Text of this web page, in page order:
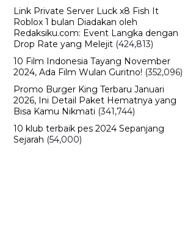
Link Private Server Luck x8 Fish It
Roblox 1 bulan Diadakan oleh
Redaksiku.com: Event Langka dengan
Drop Rate yang Melejit (424,813)
10 Film Indonesia Tayang November
2024, Ada Film Wulan Guritno! (352,096)
Promo Burger King Terbaru Januari
2026, Ini Detail Paket Hematnya yang
Bisa Kamu Nikmati (341,744)
10 klub terbaik pes 2024 Sepanjang
Sejarah (54,000)